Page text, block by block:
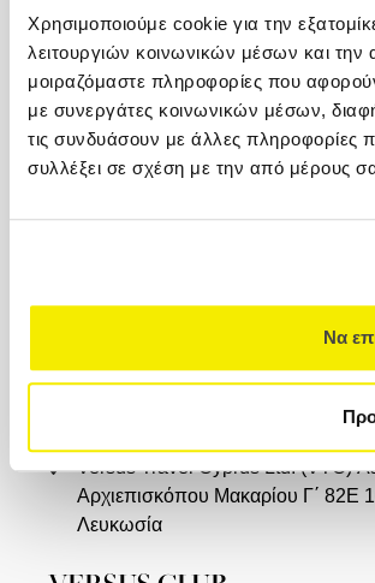
Χρησιμοποιούμε cookie για την
λειτουργιών κοινωνικών μέσων και
μοιραζόμαστε πληροφορίες που
με συνεργάτες κοινωνικών μέσων,
τις συνδυάσουν με άλλες πληροφορίες
συλλέξει σε σχέση με την από μέρους
Να
info@versus-travel.gr
ΓΛΥΦΑΔΑ
+30 216 800 4346
Λαζαράκη 20(ισόγειο), 166 75
ΚΥΠΡΟΣ
Versus Travel Cyprus Ltd. (VTC)
Αρχιεπισκόπου Μακαρίου Γ΄ 82Ε
Λευκωσία